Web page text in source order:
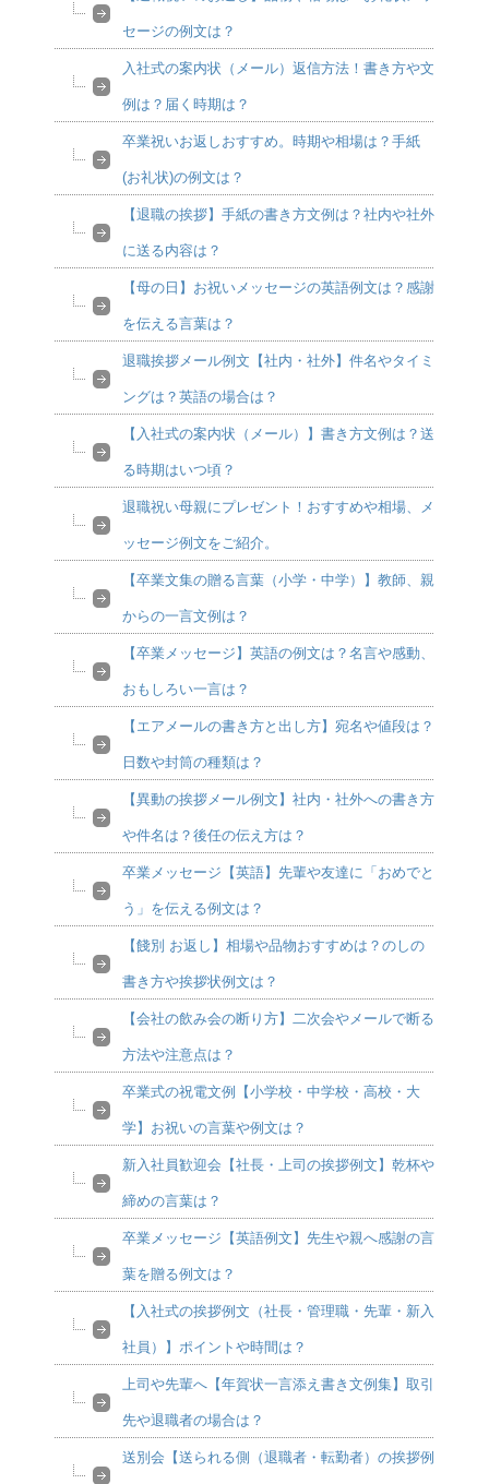
セージの例文は？
入社式の案内状（メール）返信方法！書き方や文
例は？届く時期は？
卒業祝いお返しおすすめ。時期や相場は？手紙
(お礼状)の例文は？
【退職の挨拶】手紙の書き方文例は？社内や社外
に送る内容は？
【母の日】お祝いメッセージの英語例文は？感謝
を伝える言葉は？
退職挨拶メール例文【社内・社外】件名やタイミ
ングは？英語の場合は？
【入社式の案内状（メール）】書き方文例は？送
る時期はいつ頃？
退職祝い母親にプレゼント！おすすめや相場、メ
ッセージ例文をご紹介。
【卒業文集の贈る言葉（小学・中学）】教師、親
からの一言文例は？
【卒業メッセージ】英語の例文は？名言や感動、
おもしろい一言は？
【エアメールの書き方と出し方】宛名や値段は？
日数や封筒の種類は？
【異動の挨拶メール例文】社内・社外への書き方
や件名は？後任の伝え方は？
卒業メッセージ【英語】先輩や友達に「おめでと
う」を伝える例文は？
【餞別 お返し】相場や品物おすすめは？のしの
書き方や挨拶状例文は？
【会社の飲み会の断り方】二次会やメールで断る
方法や注意点は？
卒業式の祝電文例【小学校・中学校・高校・大
学】お祝いの言葉や例文は？
新入社員歓迎会【社長・上司の挨拶例文】乾杯や
締めの言葉は？
卒業メッセージ【英語例文】先生や親へ感謝の言
葉を贈る例文は？
【入社式の挨拶例文（社長・管理職・先輩・新入
社員）】ポイントや時間は？
上司や先輩へ【年賀状一言添え書き文例集】取引
先や退職者の場合は？
送別会【送られる側（退職者・転勤者）の挨拶例